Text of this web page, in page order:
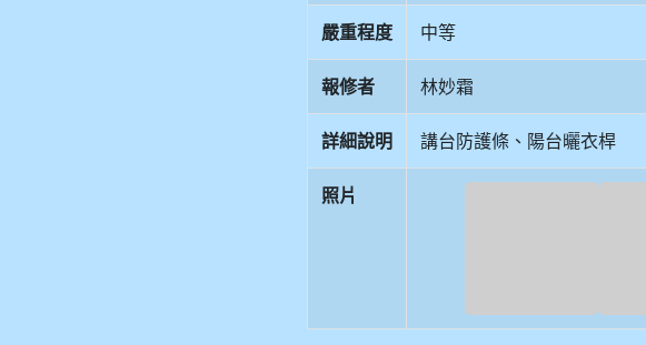
嚴重程度 中等
報修者 林妙霜
詳細說明 講台防護條、陽台曬衣桿
照片